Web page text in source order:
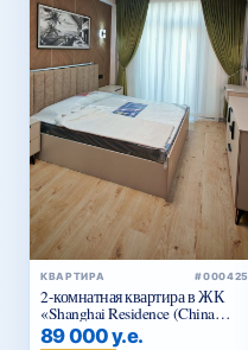
КВАРТИРА #000425
2-комнатная квартира в ЖК
«Shanghai Residence (China
House)»
89 000 у.е.